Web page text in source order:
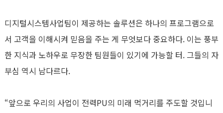
디지털시스템사업팀이 제공하는 솔루션은 하나의 프로그램으로
서 고객을 이해시켜 믿음을 주는 게 무엇보다 중요하다. 이는 풍부
한 지식과 노하우로 무장한 팀원들이 있기에 가능할 터. 그들의 자
부심 역시 남다르다.
“앞으로 우리의 사업이 전력PU의 미래 먹거리를 주도할 것입니